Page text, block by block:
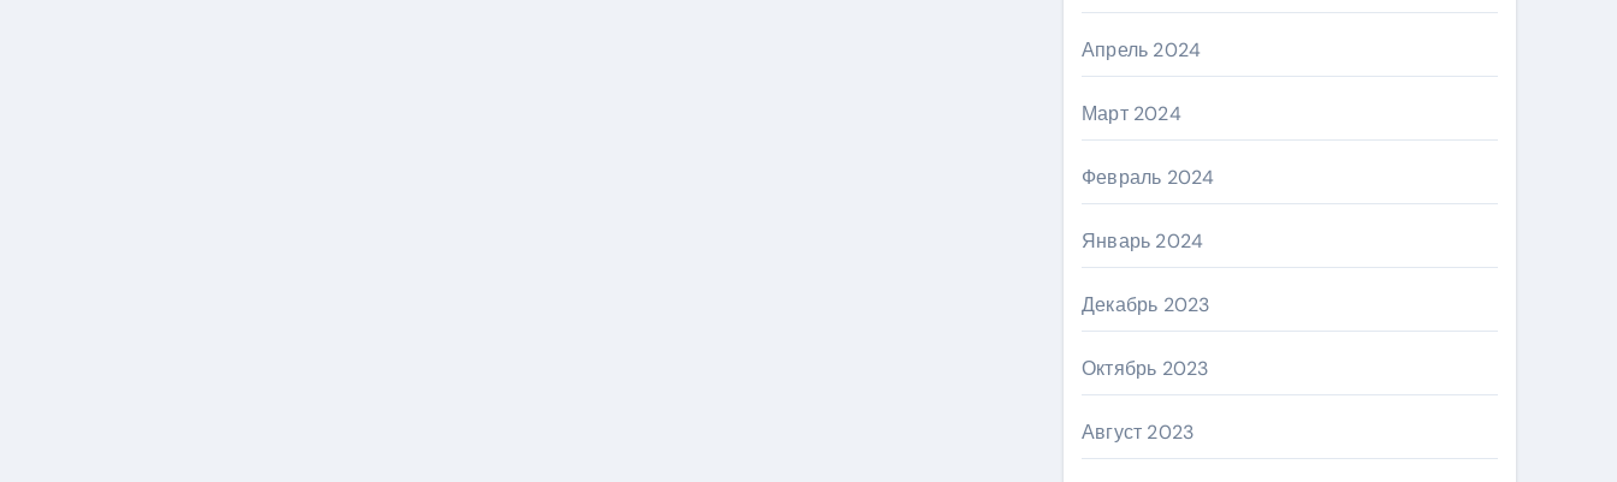
Апрель 2024
Март 2024
Февраль 2024
Январь 2024
Декабрь 2023
Октябрь 2023
Август 2023